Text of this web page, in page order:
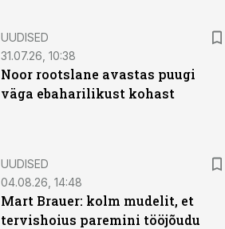
UUDISED
31.07.26, 10:38
Noor rootslane avastas puugi
väga ebaharilikust kohast
UUDISED
04.08.26, 14:48
Mart Brauer: kolm mudelit, et
tervishoius paremini tööjõudu